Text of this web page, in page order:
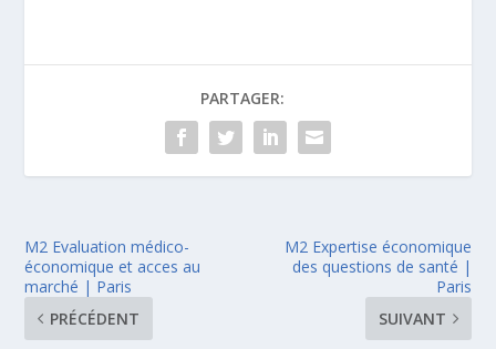
PARTAGER:
M2 Evaluation médico-
économique et acces au
marché | Paris
PRÉCÉDENT
M2 Expertise économique
des questions de santé |
Paris
SUIVANT